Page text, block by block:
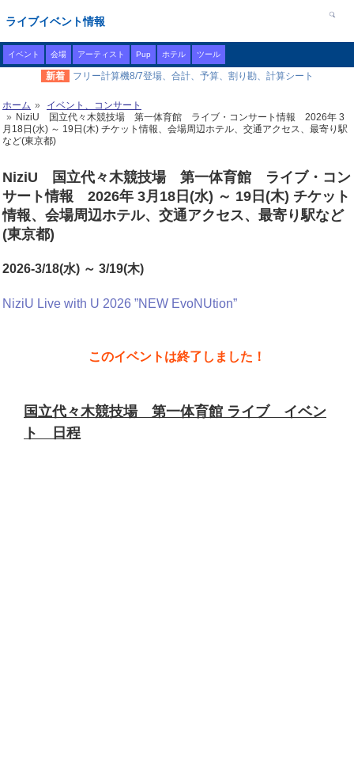
ライブイベント情報
イベント 会場 アーティスト Pup ホテル ツール
新着 フリー計算機8/7登場、合計、予算、割り勘、計算シート
ホーム
イベント、コンサート
NiziU 国立代々木競技場 第一体育館 ライブ・コンサート情報 2026年 3
月18日(水) ～ 19日(木) チケット情報、会場周辺ホテル、交通アクセス、最寄り駅
など(東京都)
NiziU 国立代々木競技場 第一体育館 ライブ・コン
サート情報 2026年 3月18日(水) ～ 19日(木) チケット
情報、会場周辺ホテル、交通アクセス、最寄り駅など
(東京都)
2026-3/18(水) ～ 3/19(木)
NiziU Live with U 2026 ”NEW EvoNUtion”
このイベントは終了しました！
国立代々木競技場 第一体育館 ライブ イベン
ト 日程